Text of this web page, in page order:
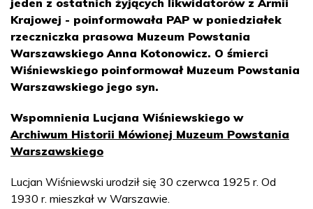
jeden z ostatnich żyjących likwidatorów z Armii
Krajowej - poinformowała PAP w poniedziałek
rzeczniczka prasowa Muzeum Powstania
Warszawskiego Anna Kotonowicz. O śmierci
Wiśniewskiego poinformował Muzeum Powstania
Warszawskiego jego syn.
Wspomnienia Lucjana Wiśniewskiego w
Archiwum Historii Mówionej Muzeum Powstania
Warszawskiego
Lucjan Wiśniewski urodził się 30 czerwca 1925 r. Od
1930 r. mieszkał w Warszawie.